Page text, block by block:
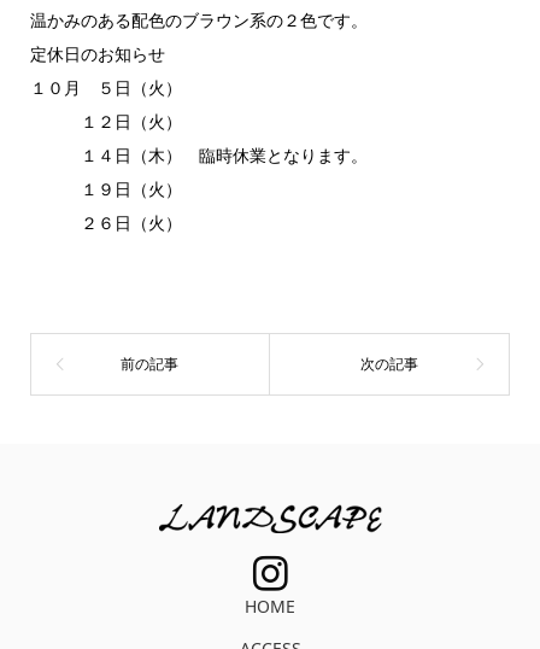
温かみのある配色のブラウン系の２色です。
定休日のお知らせ
１０月 ５日（火）
１２日（火）
１４日（木） 臨時休業となります。
１９日（火）
２６日（火）
HOME